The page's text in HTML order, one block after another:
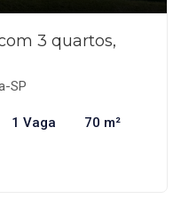
3 quartos,
SP
1 Vaga 70 m²